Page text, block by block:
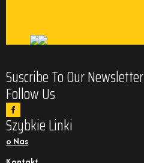
Suscribe To Our Newsletter
Follow Us
Szybkie Linki
o Nas